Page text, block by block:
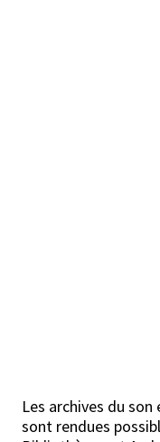
Les archives du
sont rendues